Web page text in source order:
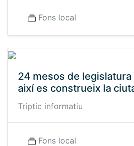
Fons local
24 mesos de legislatura
així es construeix la
Tríptic informatiu
Fons local